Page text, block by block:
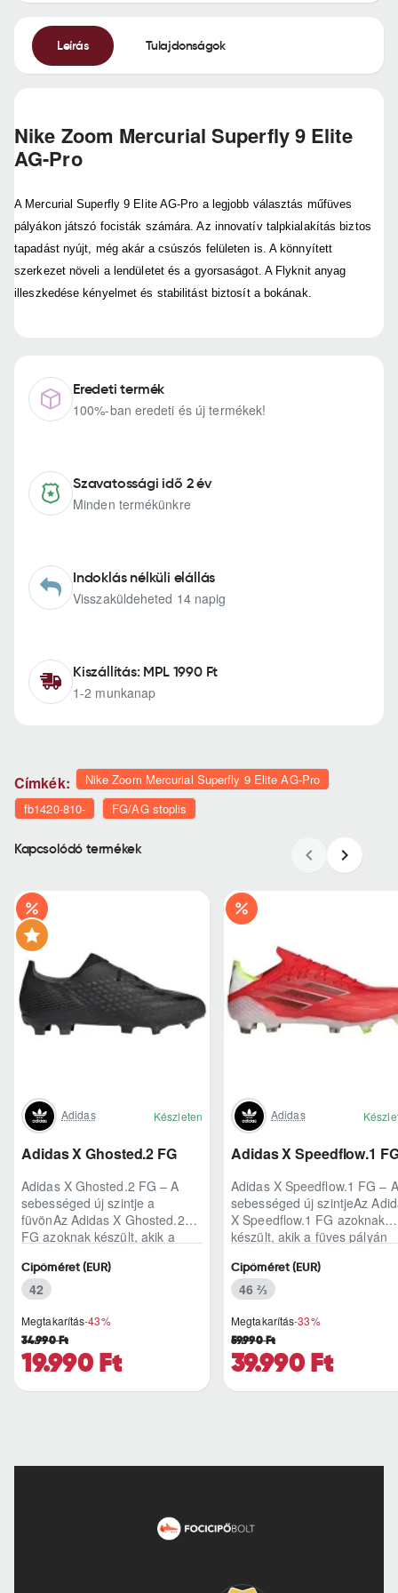
Leírás Tulajdonságok
Nike Zoom Mercurial Superfly 9 Elite
AG-Pro
A Mercurial Superfly 9 Elite AG-Pro a legjobb választás műfüves
pályákon játszó focisták számára. Az innovatív talpkialakítás biztos
tapadást nyújt, még akár a csúszós felületen is. A könnyített
szerkezet növeli a lendületet és a gyorsaságot. A Flyknit anyag
illeszkedése kényelmet és stabilitást biztosít a bokának.
Eredeti termék
100%-ban eredeti és új termékek!
Szavatossági idő 2 év
Minden termékünkre
Indoklás nélküli elállás
Visszaküldeheted 14 napig
Kiszállítás: MPL 1990 Ft
1-2 munkanap
Címkék:
Nike Zoom Mercurial Superfly 9 Elite AG-Pro
fb1420-810-
FG/AG stoplis
Kapcsolódó termékek
Adidas Készleten
Adidas X Ghosted.2 FG
Adidas X Ghosted.2 FG – A
sebességed új szintje a
füvönAz Adidas X Ghosted.2
FG azoknak készült, akik a
pillanataiban is azonnal r..
Megtakarítás-43%
19.990 Ft
34.990 Ft
Cipőméret (EUR)
42
Adidas
Adidas X Speedflow.1
Adidas X Speedflow.1 FG – A
sebességed új szintjeAz
X Speedflow.1 FG azoknak
készült, akik a füves pályán
ritmust diktál..
Megtakarítás-33%
39.990 Ft
59.990 Ft
Cipőméret (EUR)
46 ⅔